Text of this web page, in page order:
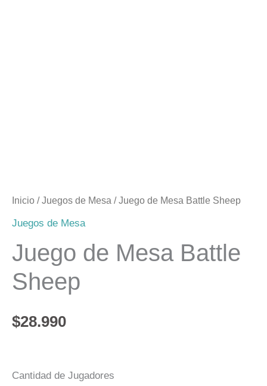
Inicio /Juegos de Mesa / Juego de Mesa Battle Sheep
Juegos de Mesa
Juego de Mesa Battle
Sheep
$28.990
Cantidad de Jugadores